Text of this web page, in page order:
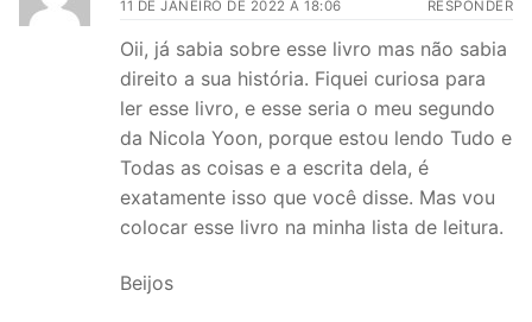
11 DE JANEIRO DE 2022 A 18:06 RESPONDER
Oii, já sabia sobre esse livro mas não sabia
direito a sua história. Fiquei curiosa para
ler esse livro, e esse seria o meu segundo
da Nicola Yoon, porque estou lendo Tudo e
Todas as coisas e a escrita dela, é
exatamente isso que você disse. Mas vou
colocar esse livro na minha lista de leitura.
Beijos